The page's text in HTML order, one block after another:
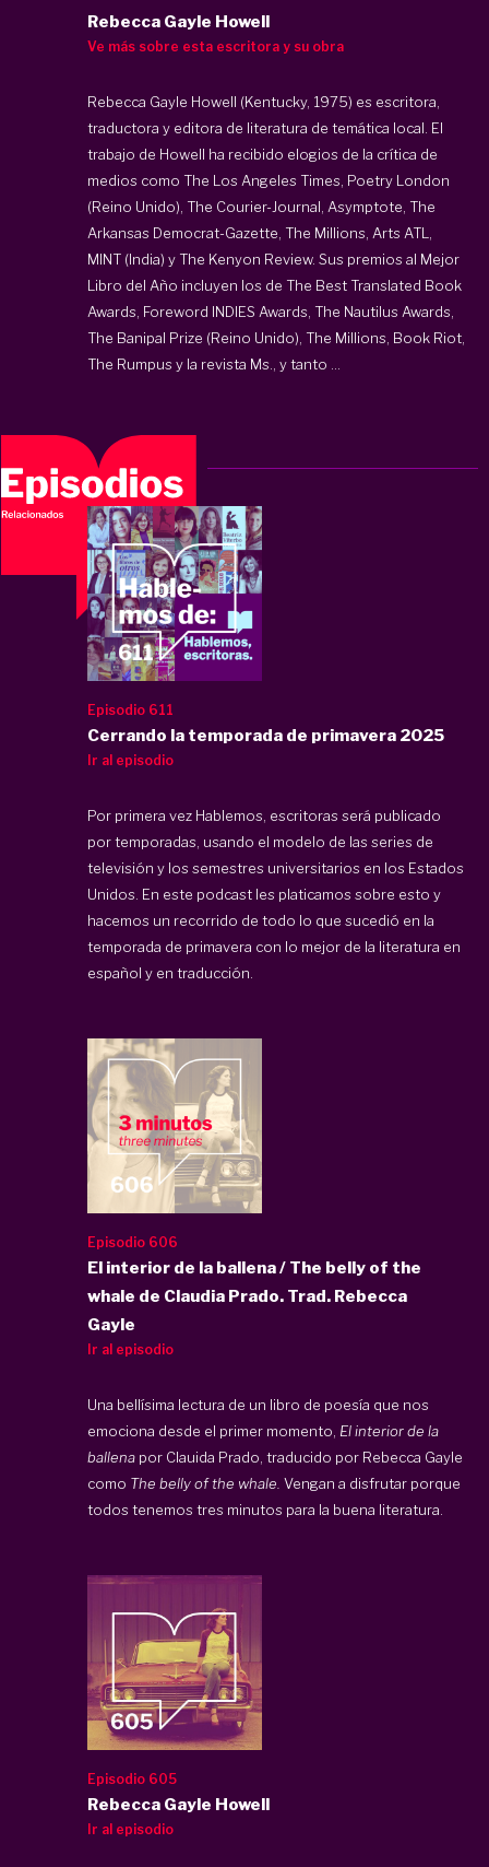
Rebecca Gayle Howell
Ve más sobre esta escritora y su obra
Rebecca Gayle Howell (Kentucky, 1975) es escritora,
traductora y editora de literatura de temática local. El
trabajo de Howell ha recibido elogios de la crítica de
medios como The Los Angeles Times, Poetry London
(Reino Unido), The Courier-Journal, Asymptote, The
Arkansas Democrat-Gazette, The Millions, Arts ATL,
MINT (India) y The Kenyon Review. Sus premios al Mejor
Libro del Año incluyen los de The Best Translated Book
Awards, Foreword INDIES Awards, The Nautilus Awards,
The Banipal Prize (Reino Unido), The Millions, Book Riot,
The Rumpus y la revista Ms., y tanto ...
Episodio 611
Cerrando la temporada de primavera 2025
Ir al episodio
Por primera vez Hablemos, escritoras será publicado
por temporadas, usando el modelo de las series de
televisión y los semestres universitarios en los Estados
Unidos. En este podcast les platicamos sobre esto y
hacemos un recorrido de todo lo que sucedió en la
temporada de primavera con lo mejor de la literatura en
español y en traducción.
Episodio 606
El interior de la ballena / The belly of the
whale de Claudia Prado. Trad. Rebecca
Gayle
Ir al episodio
Una bellísima lectura de un libro de poesía que nos
emociona desde el primer momento, El interior de la
ballena por Clauida Prado, traducido por Rebecca Gayle
como The belly of the whale. Vengan a disfrutar porque
todos tenemos tres minutos para la buena literatura.
Episodio 605
Rebecca Gayle Howell
Ir al episodio